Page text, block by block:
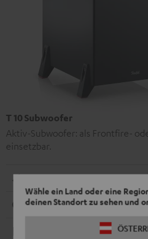
Wähle ein Land oder eine
deinen Standort zu sehen und
T 10 Subwoofer
Aktiv-Subwoofer: als Frontfire-
einsetzbar.
Abmessungen
Anschlüsse